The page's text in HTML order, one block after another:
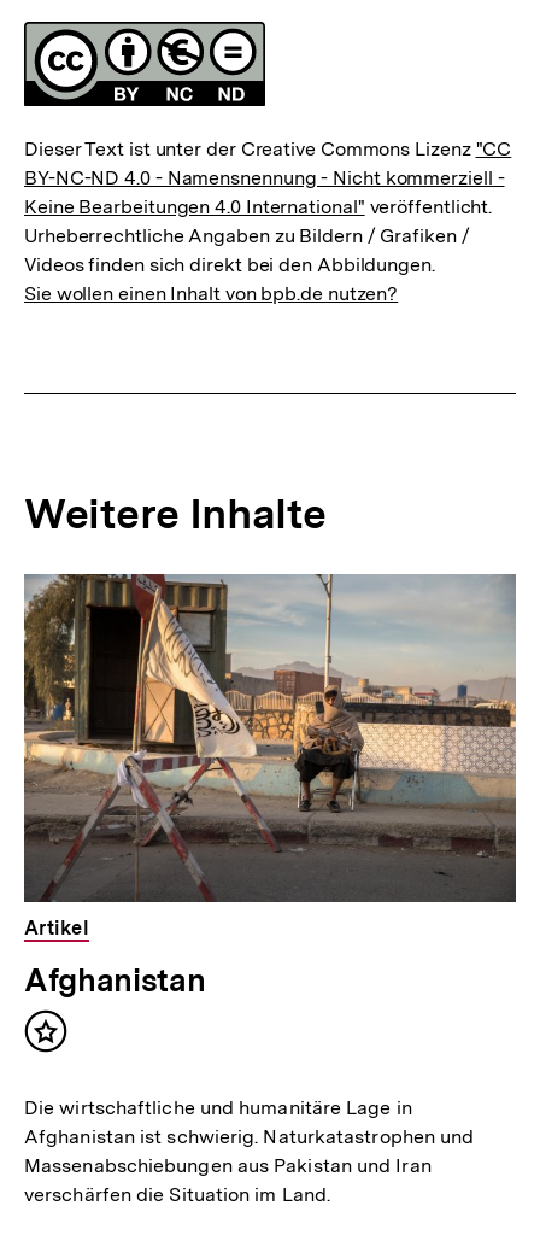
Lizenz
Dieser Text ist unter der Creative Commons Lizenz "CC
BY-NC-ND 4.0 - Namensnennung - Nicht kommerziell -
Keine Bearbeitungen 4.0 International" veröffentlicht.
Urheberrechtliche Angaben zu Bildern / Grafiken /
Videos finden sich direkt bei den Abbildungen.
Sie wollen einen Inhalt von bpb.de nutzen?
Weitere Inhalte
Inhaltskarousell
für
weitere
Inhalte
Inhaltskarussell
überspringen
Artikel
Afghanistan
Inhalt
Die wirtschaftliche und humanitäre Lage in
Afghanistan ist schwierig. Naturkatastrophen und
Massenabschiebungen aus Pakistan und Iran
verschärfen die Situation im Land.